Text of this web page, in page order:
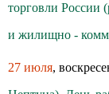
торговли России
и жилищно -
27 июля,